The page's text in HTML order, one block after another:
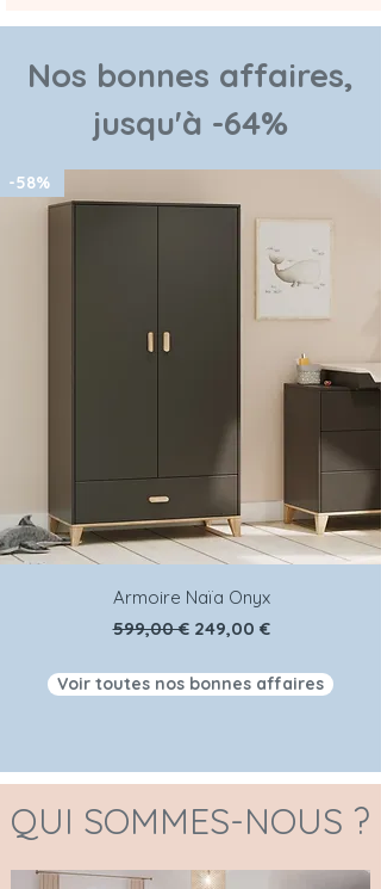
Nos bonnes affaires,
jusqu'à -64%
-58%
Armoire Naïa Onyx
Prix original
599,00 € Prix promotionnel
249,00 €
Voir toutes nos bonnes affaires
QUI SOMMES-NOUS ?